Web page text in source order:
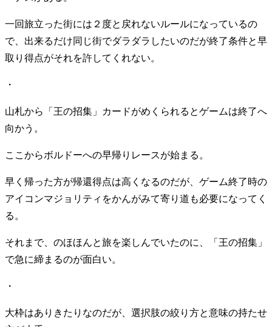
一回旅立った街には２度と戻れないルールになっているの
で、出来るだけ同じ街でダラダラしたいのだが終了条件と早
取り得点がそれを許してくれない。
・
山札から「王の招集」カードがめくられるとゲームは終了へ
向かう。
ここからボルドーへの早帰りレースが始まる。
早く帰った方が帰還得点は高くなるのだが、ゲーム終了時の
アイコンマジョリティをかんがみて寄り道も必要になってく
る。
それまで、のほほんと旅を楽しんでいたのに、「王の招集」
で急に締まるのが面白い。
・
大枠はありきたりなのだが、選択肢の絞り方と意味の持たせ